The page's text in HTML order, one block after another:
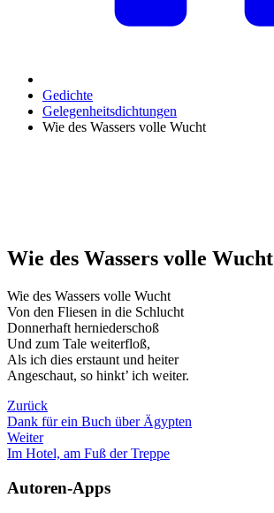
Gedichte
Gelegenheitsdichtungen
Wie des Wassers volle Wucht
Wie des Wassers volle Wucht
Wie des Wassers volle Wucht
Von den Fliesen in die Schlucht
Donnerhaft herniederschoß
Und zum Tale weiterfloß,
Als ich dies erstaunt und heiter
Angeschaut, so hinkt’ ich weiter.
Zurück
Dank für ein Buch über Ägypten
Weiter
Im Hotel, am Fuß der Treppe
Autoren-Apps